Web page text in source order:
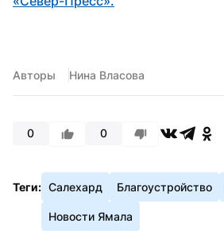
Авторы Нина Власова
0 0
Теги: Салехард Благоустройство
Новости Ямала